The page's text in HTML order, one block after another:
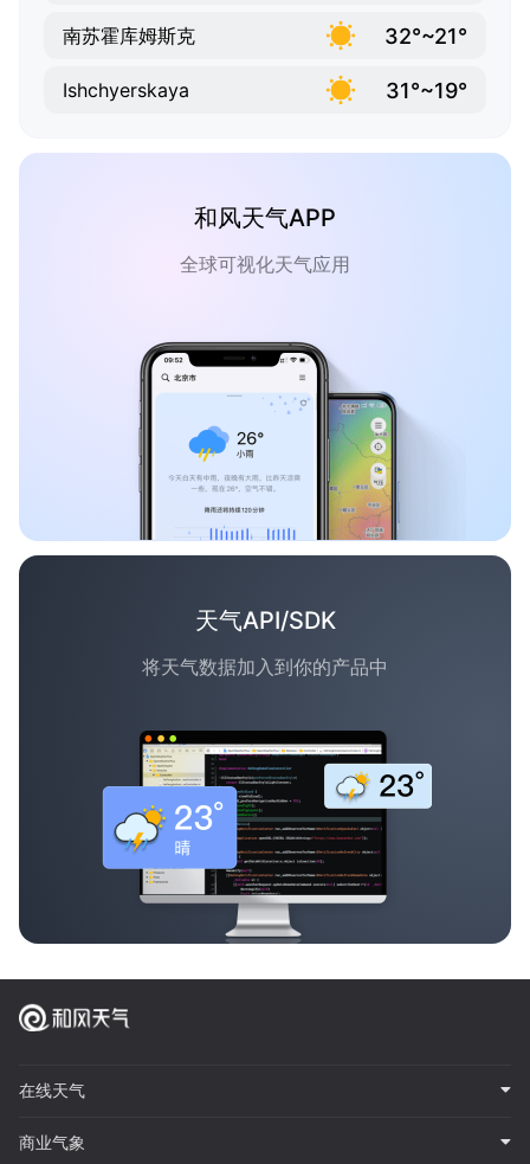
南苏霍库姆斯克 32°~21°
Ishchyerskaya 31°~19°
和风天气APP
全球可视化天气应用
天气API/SDK
将天气数据加入到你的产品中
在线天气
商业气象